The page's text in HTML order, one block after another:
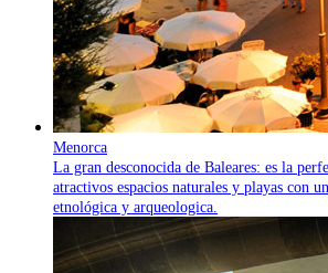
Menorca
La gran desconocida de Baleares: es la
atractivos espacios naturales y playas con
etnológica y arqueologica.